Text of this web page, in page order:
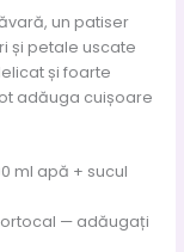
un patiser
și petale uscate
și foarte
adăuga cuișoare
ml apă + sucul
— adăugați